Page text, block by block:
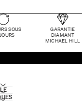
SOUS
GARANTIE
DIAMANT
MICHAEL HILL